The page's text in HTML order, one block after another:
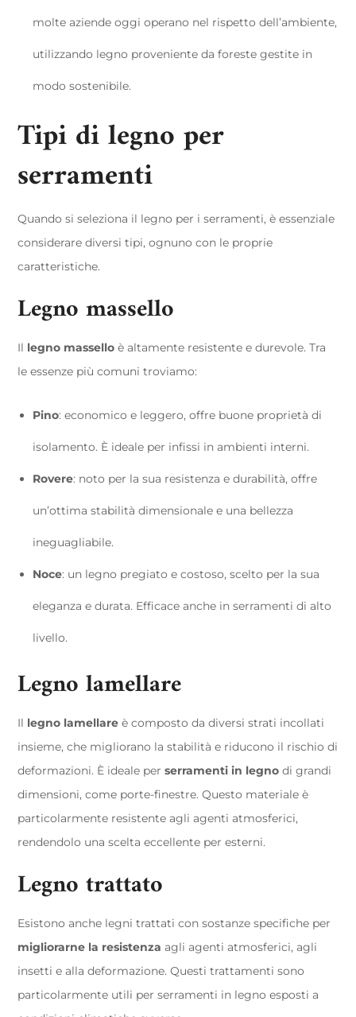
molte aziende oggi operano nel rispetto dell’ambiente,
utilizzando legno proveniente da foreste gestite in
modo sostenibile.
Tipi di legno per
serramenti
Quando si seleziona il legno per i serramenti, è essenziale
considerare diversi tipi, ognuno con le proprie
caratteristiche.
Legno massello
Il legno massello è altamente resistente e durevole. Tra
le essenze più comuni troviamo:
Pino: economico e leggero, offre buone proprietà di
isolamento. È ideale per infissi in ambienti interni.
Rovere: noto per la sua resistenza e durabilità, offre
un’ottima stabilità dimensionale e una bellezza
ineguagliabile.
Noce: un legno pregiato e costoso, scelto per la sua
eleganza e durata. Efficace anche in serramenti di alto
livello.
Legno lamellare
Il legno lamellare è composto da diversi strati incollati
insieme, che migliorano la stabilità e riducono il rischio di
deformazioni. È ideale perserramenti in legno di grandi
dimensioni, come porte-finestre. Questo materiale è
particolarmente resistente agli agenti atmosferici,
rendendolo una scelta eccellente per esterni.
Legno trattato
Esistono anche legni trattati con sostanze specifiche per
migliorarne la resistenzaagli agenti atmosferici, agli
insetti e alla deformazione. Questi trattamenti sono
particolarmente utili per serramenti in legno esposti a